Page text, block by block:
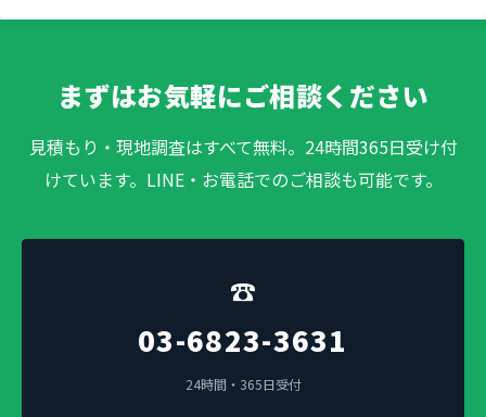
まずはお気軽にご相談ください
見積もり・現地調査はすべて無料。24時間365日受け付
けています。LINE・お電話でのご相談も可能です。
☎
03-6823-3631
24時間・365日受付